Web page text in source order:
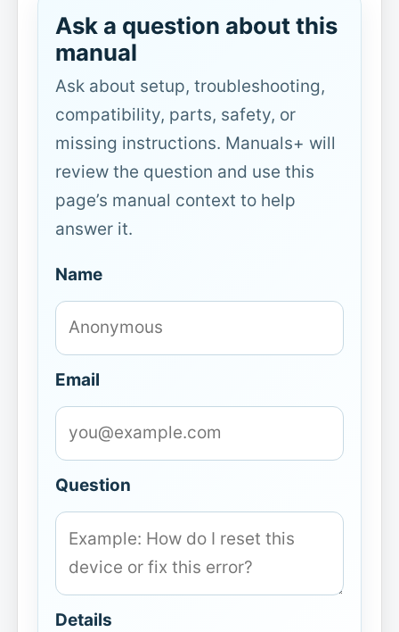
Ask a question about this
manual
Ask about setup, troubleshooting,
compatibility, parts, safety, or
missing instructions. Manuals+ will
review the question and use this
page’s manual context to help
answer it.
Name
Email
Question
Details